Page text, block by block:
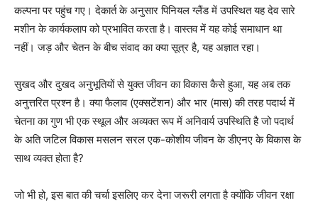
कल्पना पर पहुंच गए। देकार्त के अनुसार पिनियल ग्लैंड में उपस्थित यह देव सारे
मशीन के कार्यकलाप को प्रभावित करता है। वास्तव में यह कोई समाधान था
नहीं। जड़ और चेतन के बीच संवाद का क्या सूत्र है, यह अज्ञात रहा।
सुखद और दुखद अनुभूतियों से युक्त जीवन का विकास कैसे हुआ, यह अब तक
अनुत्तरित प्रश्न है। क्या फैलाव (एक्सटेंशन) और भार (मास) की तरह पदार्थ में
चेतना का गुण भी एक स्थूल और अव्यक्त रूप में अनिवार्य उपस्थिति है जो पदार्थ
के अति जटिल विकास मसलन सरल एक-कोशीय जीवन के डीएनए के विकास के
साथ व्यक्त होता है?
जो भी हो, इस बात की चर्चा इसलिए कर देना जरूरी लगता है क्योंकि जीवन रक्षा